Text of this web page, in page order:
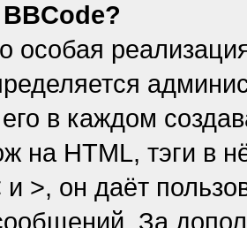
особая
его в каждом
на HTML, тэги в
и >, он даёт
За